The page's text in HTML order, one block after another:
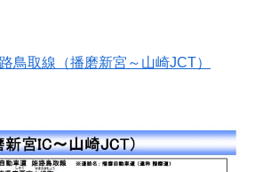
鳥取線（播磨新宮～山崎JCT）